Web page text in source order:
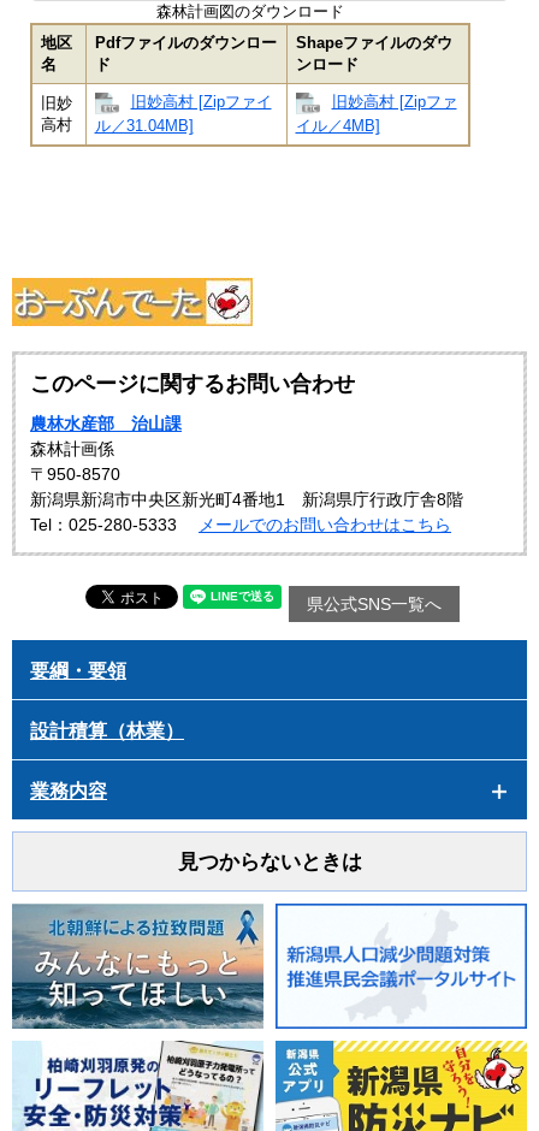
森林計画図のダウンロード
地区
名
Pdfファイルのダウンロー
ド
Shapeファイルのダウ
ンロード
旧妙
高村
旧妙高村 [Zipファイ
ル／31.04MB]
旧妙高村 [Zipファ
イル／4MB]
このページに関するお問い合わせ
農林水産部 治山課
森林計画係
〒950-8570
新潟県新潟市中央区新光町4番地1 新潟県庁行政庁舎8階
Tel：025-280-5333
メールでのお問い合わせはこちら
県公式SNS一覧へ
要綱・要領
設計積算（林業）
業務内容
見つからないときは